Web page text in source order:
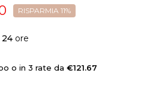
RISPARMIA 11%
24 ore
o in 3 rate da €121.67